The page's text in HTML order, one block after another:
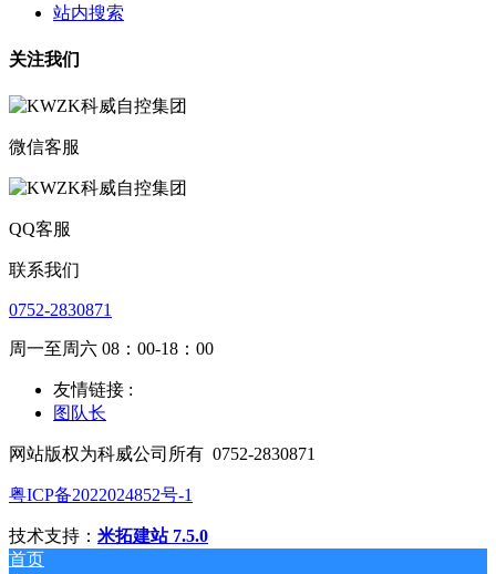
站内搜索
关注我们
微信客服
QQ客服
联系我们
0752-2830871
周一至周六 08：00-18：00
友情链接 :
图队长
网站版权为科威公司所有 0752-2830871
粤ICP备2022024852号-1
技术支持： 米拓建站 7.5.0
首页